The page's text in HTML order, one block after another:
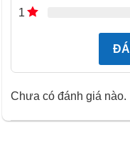
Tủ đông mát
Thiết kế 2 ngăn
1
Chưa có đánh giá nào.